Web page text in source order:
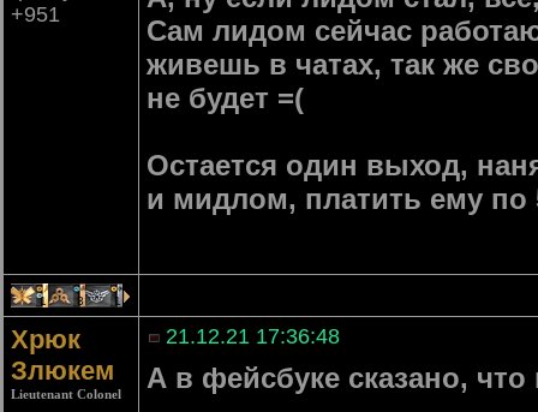
+951
Сам лидом сейчас
живешь в чатах, так же
не будет =(
Остается один выход,
и мидлом, платить ему по
1 3 1
Хрюк
Злюкем
Lieutenant Colonel
21.12.21 17:36:48
А в фейсбуке сказано,